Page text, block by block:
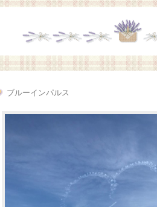
ブルーインパルス